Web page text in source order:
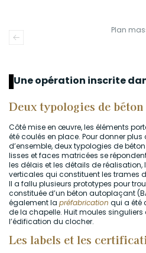
Plan
Une opération inscrite
Deux typologies de béton
Côté mise en œuvre, les éléments
été coulés en place. Pour donner
d’ensemble, deux typologies de
lisses et faces matricées se
les délais et les détails de réalisation,
verticales qui constituent les trames
Il a fallu plusieurs prototypes pour
constituée d’un béton autoplaçant
également la préfabrication qui a été
de la chapelle. Huit moules singuliers
l’édification du clocher.
Les labels et les